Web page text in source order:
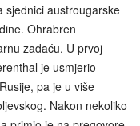
sjednici austrougarske
Ohrabren
zadaću. U prvoj
je usmjerio
pa je u više
Nakon nekoliko